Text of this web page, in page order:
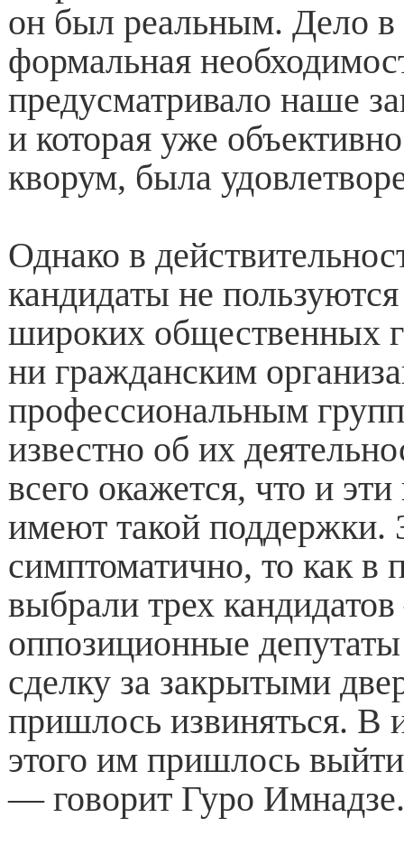
он был реальным. Дело в
формальная
предусматривало наше
и которая уже
кворум, была
Однако в
кандидаты не
широких общественных
ни гражданским
профессиональным
известно об их
всего окажется, что и
имеют такой поддержки.
симптоматично, то как в
выбрали трех
оппозиционные
сделку за закрытыми
пришлось извиняться. В
этого им пришлось
— говорит Гуро Имнадзе.